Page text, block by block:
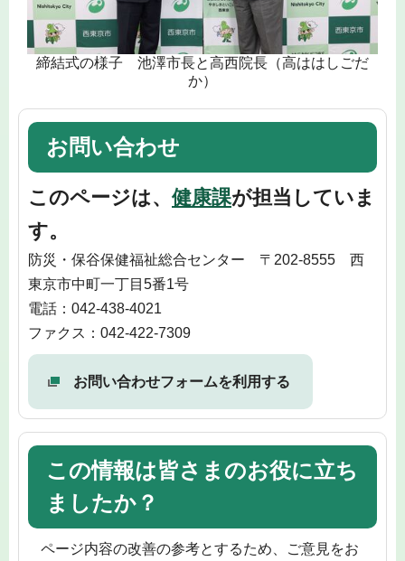
締結式の様子 池澤市長と高西院長（高ははしごだ
か）
お問い合わせ
このページは、 健康課が担当していま
す。
防災・保谷保健福祉総合センター 〒202-8555 西
東京市中町一丁目5番1号
電話：042-438-4021
ファクス：042-422-7309
お問い合わせフォームを利用する
この情報は皆さまのお役に立ち
ましたか？
ページ内容の改善の参考とするため、ご意見をお